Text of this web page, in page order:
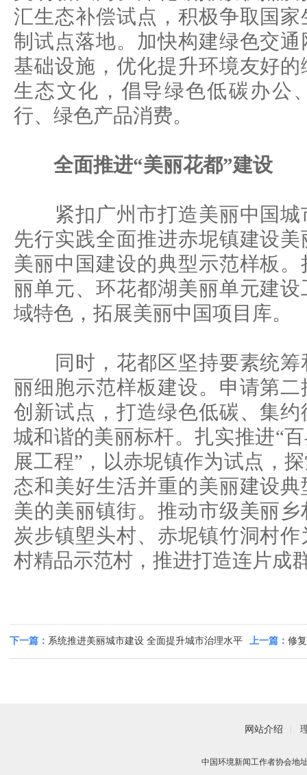
汇生态补偿试点，积极争取国
制试点落地。加快构建绿色交
基础设施，优化提升环境友好
生态文化，倡导绿色低碳办公
行、绿色产品消费。
全面推进“美丽花都”建设
紧扣广州市打造美丽中国城
先行实践全面推进赤坭镇建设
美丽中国建设的典型示范样板
丽单元、环花都湖美丽单元建
域特色，拓展美丽中国项目库。
同时，花都区坚持要素统筹
丽细胞示范样板建设。申请第
创新试点，打造绿色低碳、集
城和谐的美丽标杆。扎实推进“
展工程”，以赤坭镇作为试点，
态和美好生活并重的美丽建设
美的美丽镇街。推动市级美丽
炭步镇塱头村、赤坭镇竹洞村
村精品示范村，推进打造连片成
下一篇： 系统推进美丽城市建设 全面提升城市治理水平 上一篇： 修
网站介绍
中国环境新闻工作者协会地